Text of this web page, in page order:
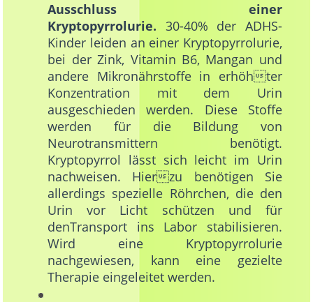
Ausschluss einer
Kryptopyrrolurie. 30-40% der ADHS-
Kinder leiden an einer Kryptopyrrolurie,
bei der Zink, Vitamin B6, Mangan und
andere Mikronährstoffe in erhöhter
Konzentration mit dem Urin
ausgeschieden werden. Diese Stoffe
werden für die Bildung von
Neurotransmittern benötigt.
Kryptopyrrol lässt sich leicht im Urin
nachweisen. Hierzu benötigen Sie
allerdings spezielle Röhrchen, die den
Urin vor Licht schützen und für
denTransport ins Labor stabilisieren.
Wird eine Kryptopyrrolurie
nachgewiesen, kann eine gezielte
Therapie eingeleitet werden.